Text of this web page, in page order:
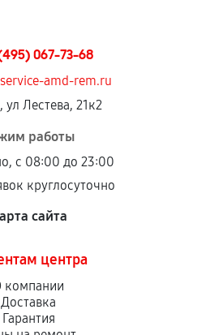
067-73-68
amd-rem.ru
ул Лестева, 21к2
работы
с 08:00 до 23:00
круглосуточно
сайта
центра
компании
Доставка
Гарантия